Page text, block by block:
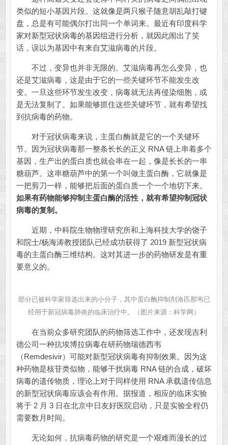
类似的短小基因片段。这就像是两只猴子随意胡乱敲打键
盘，总是有可能偶尔打出同一个单词来。最近有印度科学
家对新型冠状病毒的基因组进行分析，就因此闹出了笑
话，误以为基因中有来自艾滋病毒的片段。
不过，变异也并非无限的。艾滋病毒再怎么变异，也
还是艾滋病毒，这是由于它的一些关键环节不能发生改
变。一旦这些环节发生改变，病毒就无法再侵染细胞，或
是无法复制了。如果能够抓住这些关键环节，就有希望找
到抗病毒的药物。
对于冠状病毒来说，主蛋白酶就是它的一个关键环
节。因为冠状病毒那一整条长长的正义 RNA 链上串着多个
基因，生产出的蛋白质也就会串在一起，像是长长的一串
糖葫芦。这串糖葫芦中的第一个叫做主蛋白酶，它就像是
一把剪刀一样，能够把后面的蛋白质一个一个地切下来。
如果有药物能够抑制主蛋白酶的活性，就有希望抑制冠状
病毒的复制。
近期，中科院生物物理研究所和上海科技大学的饶子
和院士/杨海涛教授团队已经成功获得了 2019 新型冠状病
毒的主蛋白酶三维结构。这对其进一步的药物研发是有重
要意义的。
部分已被科学家筛选出来的小分子，其中蛋白酶抑制剂洛匹那韦已
经用于新冠病毒肺炎的临床治疗中。（图片来源：科学网）
在当前众多研究团队的药物筛选工作中，还发现吉利
德公司一种抗埃博拉病毒在研药物瑞德西韦
（Remdesivir）可能对新型冠状病毒有抑制效果。因为这
种药物是核苷类似物，能够干扰病毒 RNA 链的合成，破坏
病毒的遗传物质，理论上对于同样使用 RNA 承载遗传信息
的新型冠状病毒应该会有作用。据报道，相应的临床实验
将于 2 月 3 日在北京中日友好医院启动，只是实验全程仍
需要数月时间。
无论如何，抗病毒药物的研究是一个艰难而漫长的过